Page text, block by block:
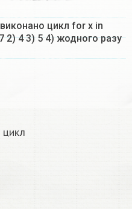
виконано цикл for x in
2) 4 3) 5 4) жодного разу​
цикл